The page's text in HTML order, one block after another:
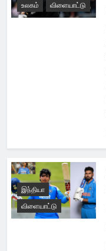
உலகம் விளையாட்டு
இந்தியா
விளையாட்டு